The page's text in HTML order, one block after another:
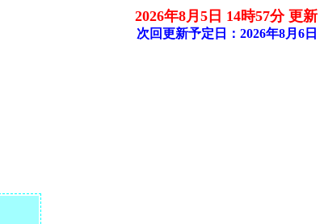
2026年8月5日 14時57分 更新
次回更新予定日：2026年8月6日